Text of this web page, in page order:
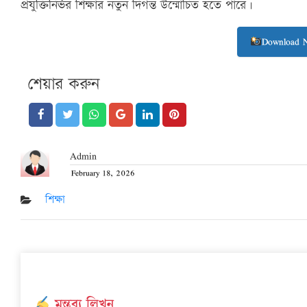
প্রযুক্তিনির্ভর শিক্ষার নতুন দিগন্ত উন্মোচিত হতে পারে।
Download
শেয়ার করুন
Admin
Posted
February 18, 2026
শিক্ষা